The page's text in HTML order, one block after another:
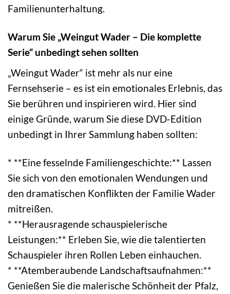
Familienunterhaltung.
Warum Sie „Weingut Wader – Die komplette
Serie“ unbedingt sehen sollten
„Weingut Wader“ ist mehr als nur eine
Fernsehserie – es ist ein emotionales Erlebnis, das
Sie berühren und inspirieren wird. Hier sind
einige Gründe, warum Sie diese DVD-Edition
unbedingt in Ihrer Sammlung haben sollten:
* **Eine fesselnde Familiengeschichte:** Lassen
Sie sich von den emotionalen Wendungen und
den dramatischen Konflikten der Familie Wader
mitreißen.
* **Herausragende schauspielerische
Leistungen:** Erleben Sie, wie die talentierten
Schauspieler ihren Rollen Leben einhauchen.
* **Atemberaubende Landschaftsaufnahmen:**
Genießen Sie die malerische Schönheit der Pfalz,